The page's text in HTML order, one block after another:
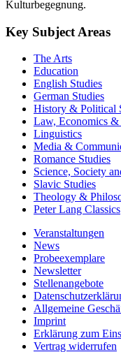
und forscht in Ägypten zu
Key Subject Areas
The Arts
Education
English Studies
German Studies
History & Political
Law, Economics &
Linguistics
Media &
Romance Studies
Science, Society
Slavic Studies
Theology &
Veranstaltungen
News
Probeexemplare
Newsletter
Stellenangebote
Allgemeine
Imprint
Erklärung zum